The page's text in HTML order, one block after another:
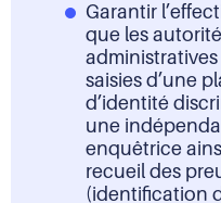
Garantir
que les
saisies d’une
d’identité
une
enquêtrice
recueil des
(identification